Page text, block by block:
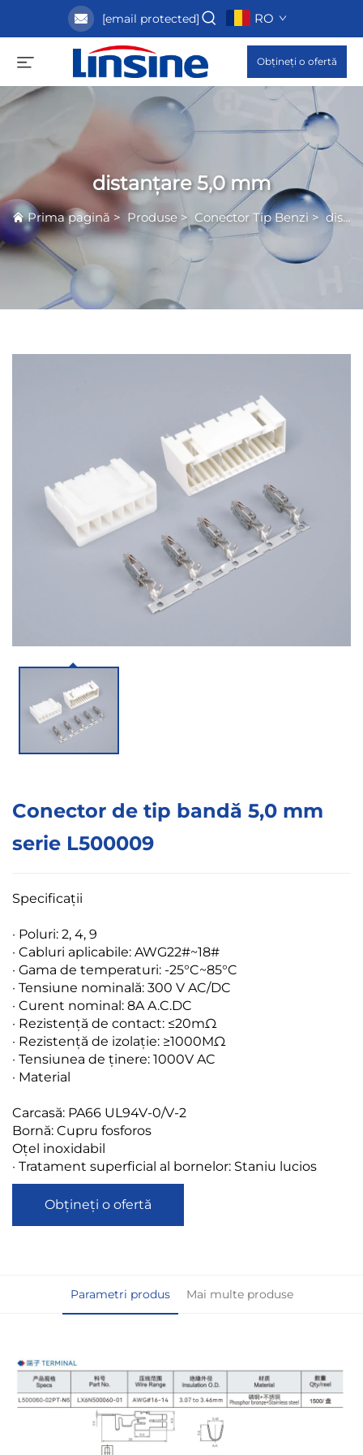
[email protected] RO
Obțineți o ofertă
distanțare 5,0 mm
Prima pagină > Produse > Conector Tip Benzi >distanțare 5,0 mm
Conector de tip bandă 5,0 mm
serie L500009
Specificații
· Poluri: 2, 4, 9
· Cabluri aplicabile: AWG22#~18#
· Gama de temperaturi: -25°C~85°C
· Tensiune nominală: 300 V AC/DC
· Curent nominal: 8A A.C.DC
· Rezistență de contact: ≤20mΩ
· Rezistență de izolație: ≥1000MΩ
· Tensiunea de ținere: 1000V AC
· Material
Carcasă: PA66 UL94V-0/V-2
Bornă: Cupru fosforos
Oțel inoxidabil
· Tratament superficial al bornelor: Staniu lucios
Obțineți o ofertă
Parametri produs Mai multe produse